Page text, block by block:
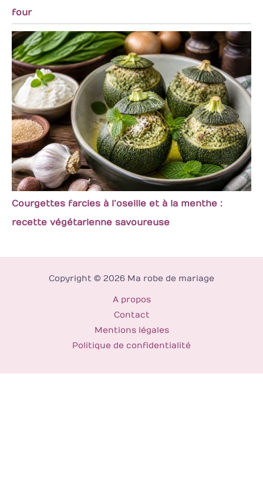
four
Courgettes farcies à l’oseille et à la menthe :
recette végétarienne savoureuse
Copyright © 2026 Ma robe de mariage
A propos
Contact
Mentions légales
Politique de confidentialité